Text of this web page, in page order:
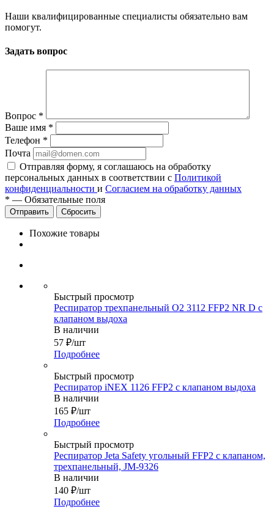
Наши квалифицированные специалисты обязательно вам
помогут.
Задать вопрос
Вопрос *
Ваше имя *
Телефон *
Почта
Отправляя форму, я соглашаюсь на обработку
персональных данных в соответствии с Политикой
конфиденциальности и Согласием на обработку данных
* — Обязательные поля
Сбросить
Похожие товары
Быстрый просмотр
Респиратор трехпанельный О2 3112 FFP2 NR D с
клапаном выдоха
В наличии
57 ₽/шт
Подробнее
Быстрый просмотр
Респиратор iNEX 1126 FFP2 с клапаном выдоха
В наличии
165 ₽/шт
Подробнее
Быстрый просмотр
Респиратор Jeta Safety угольный FFP2 с клапаном,
трехпанельный, JM-9326
В наличии
140 ₽/шт
Подробнее